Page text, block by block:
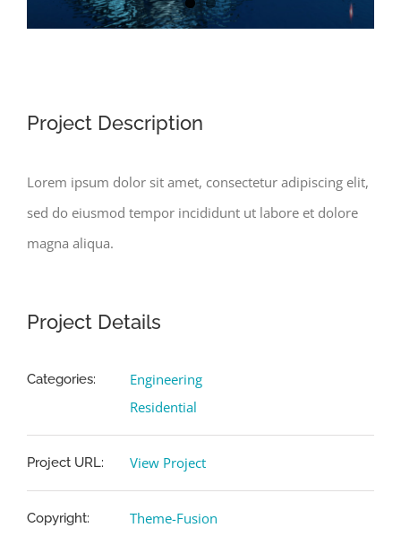
Project Description
Lorem ipsum dolor sit amet, consectetur adipiscing elit,
sed do eiusmod tempor incididunt ut labore et dolore
magna aliqua.
Project Details
Categories:
Engineering
Residential
Project URL: View Project
Copyright: Theme-Fusion